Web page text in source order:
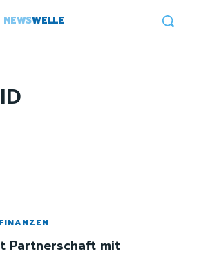
NEWSWELLE
Partnerschaft mit